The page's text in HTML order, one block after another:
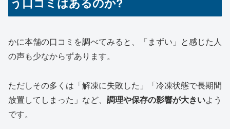
かに本舗の口コミを調べてみると、「まずい」と感じた人
の声も少なからずあります。
ただしその多くは「解凍に失敗した」「冷凍状態で長期間
放置してしまった」など、 調理や保存の影響が大きいよう
です。